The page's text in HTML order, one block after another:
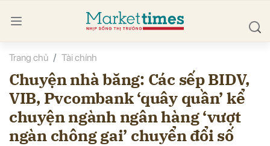
Trang chủ Tài chính
Chuyện nhà băng: Các sếp BIDV,
VIB, Pvcombank ‘quây quần’ kể
chuyện ngành ngân hàng ‘vượt
ngàn chông gai’ chuyển đổi số
luận